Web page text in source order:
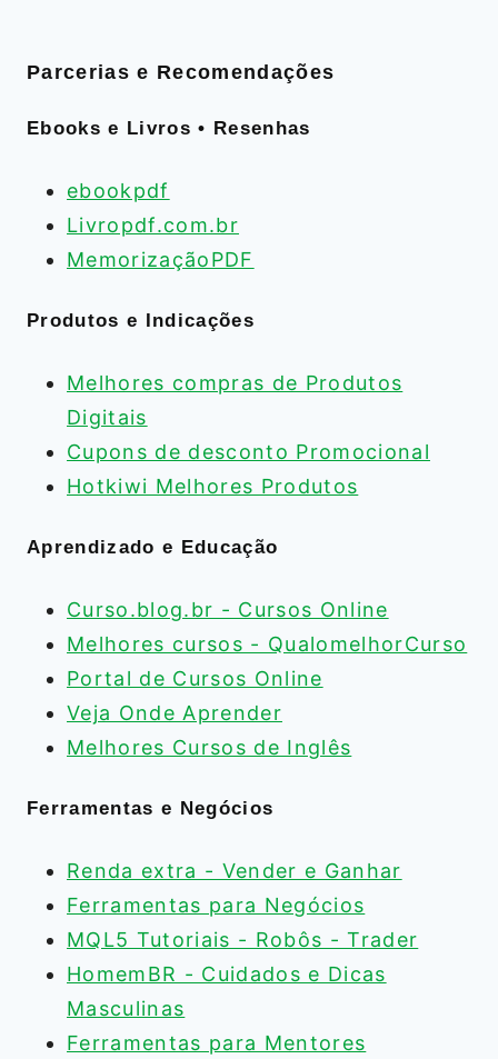
Parcerias e Recomendações
Ebooks e Livros • Resenhas
ebookpdf
Livropdf.com.br
MemorizaçãoPDF
Produtos e Indicações
Melhores compras de Produtos
Digitais
Cupons de desconto Promocional
Hotkiwi Melhores Produtos
Aprendizado e Educação
Curso.blog.br - Cursos Online
Melhores cursos - QualomelhorCurso
Portal de Cursos Online
Veja Onde Aprender
Melhores Cursos de Inglês
Ferramentas e Negócios
Renda extra - Vender e Ganhar
Ferramentas para Negócios
MQL5 Tutoriais - Robôs - Trader
HomemBR - Cuidados e Dicas
Masculinas
Ferramentas para Mentores